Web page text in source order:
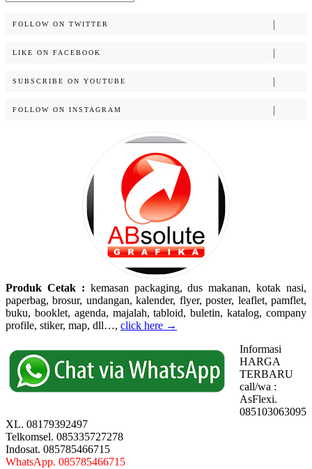
for:
FOLLOW ON TWITTER
LIKE ON FACEBOOK
SUBSCRIBE ON YOUTUBE
FOLLOW ON INSTAGRAM
Produk Cetak : kemasan packaging, dus makanan, kotak nasi,
paperbag, brosur, undangan, kalender, flyer, poster, leaflet, pamflet,
buku, booklet, agenda, majalah, tabloid, buletin, katalog, company
profile, stiker, map, dll…, click here →
Informasi
HARGA
TERBARU
call/wa :
AsFlexi.
085103063095
XL. 08179392497
Telkomsel. 085335727278
Indosat. 085785466715
WhatsApp. 085785466715